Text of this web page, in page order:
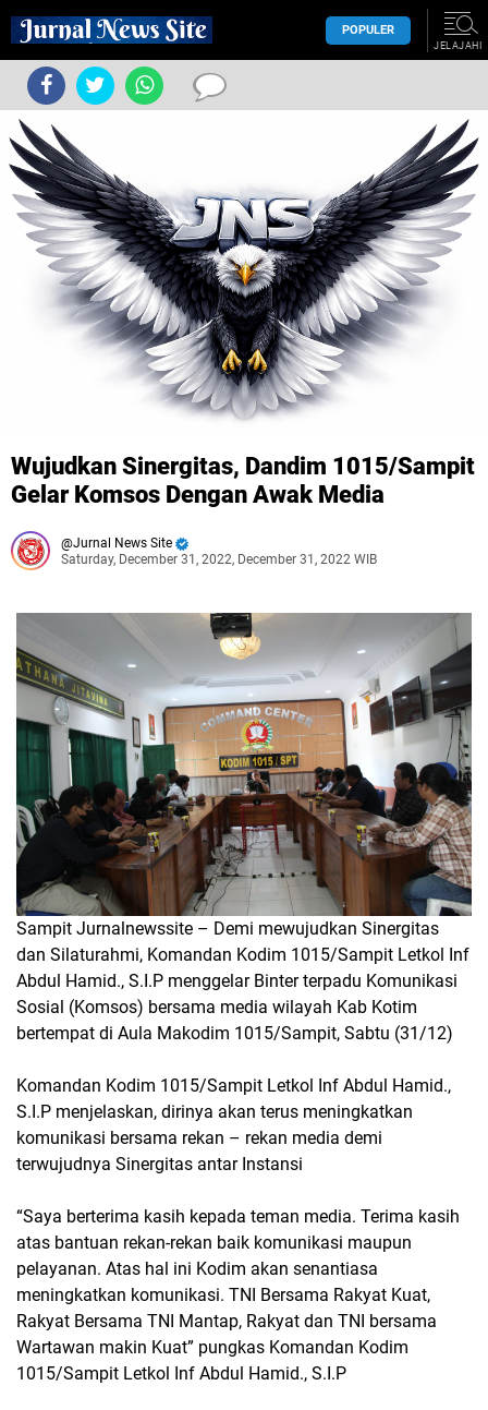
POPULER
JELAJAHI
Wujudkan Sinergitas, Dandim 1015/Sampit
Gelar Komsos Dengan Awak Media
Jurnal News Site
Saturday, December 31, 2022, December 31, 2022 WIB
Sampit Jurnalnewssite – Demi mewujudkan Sinergitas
dan Silaturahmi, Komandan Kodim 1015/Sampit Letkol Inf
Abdul Hamid., S.I.P menggelar Binter terpadu Komunikasi
Sosial (Komsos) bersama media wilayah Kab Kotim
bertempat di Aula Makodim 1015/Sampit, Sabtu (31/12)
Komandan Kodim 1015/Sampit Letkol Inf Abdul Hamid.,
S.I.P menjelaskan, dirinya akan terus meningkatkan
komunikasi bersama rekan – rekan media demi
terwujudnya Sinergitas antar Instansi
“Saya berterima kasih kepada teman media. Terima kasih
atas bantuan rekan-rekan baik komunikasi maupun
pelayanan. Atas hal ini Kodim akan senantiasa
meningkatkan komunikasi. TNI Bersama Rakyat Kuat,
Rakyat Bersama TNI Mantap, Rakyat dan TNI bersama
Wartawan makin Kuat” pungkas Komandan Kodim
1015/Sampit Letkol Inf Abdul Hamid., S.I.P